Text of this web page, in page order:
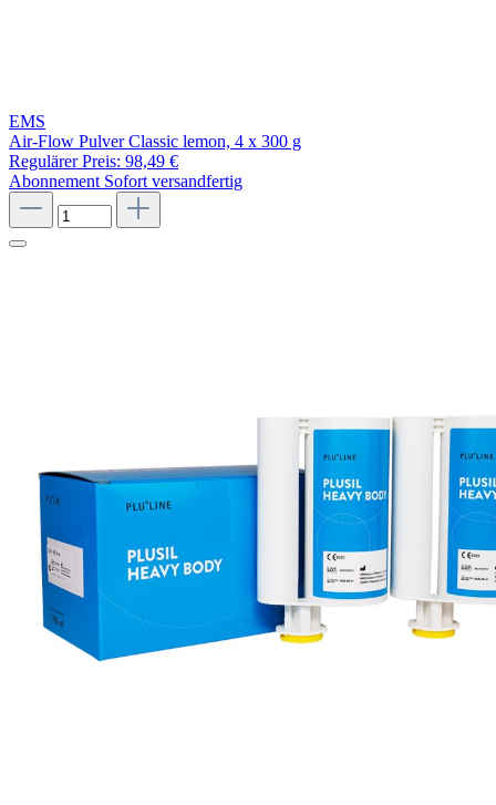
EMS
Air-Flow Pulver Classic lemon, 4 x 300 g
Regulärer Preis: 98,49 €
Abonnement Sofort versandfertig